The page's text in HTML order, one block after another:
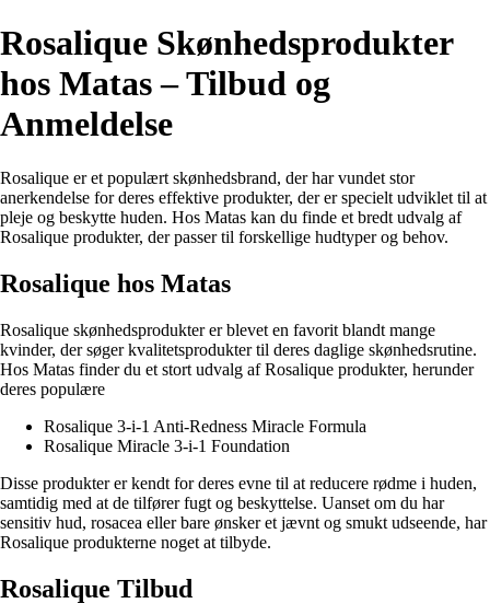
Rosalique Skønhedsprodukter
hos Matas – Tilbud og
Anmeldelse
Rosalique er et populært skønhedsbrand, der har vundet stor
anerkendelse for deres effektive produkter, der er specielt udviklet til at
pleje og beskytte huden. Hos Matas kan du finde et bredt udvalg af
Rosalique produkter, der passer til forskellige hudtyper og behov.
Rosalique hos Matas
Rosalique skønhedsprodukter er blevet en favorit blandt mange
kvinder, der søger kvalitetsprodukter til deres daglige skønhedsrutine.
Hos Matas finder du et stort udvalg af Rosalique produkter, herunder
deres populære
Rosalique 3-i-1 Anti-Redness Miracle Formula
Rosalique Miracle 3-i-1 Foundation
Disse produkter er kendt for deres evne til at reducere rødme i huden,
samtidig med at de tilfører fugt og beskyttelse. Uanset om du har
sensitiv hud, rosacea eller bare ønsker et jævnt og smukt udseende, har
Rosalique produkterne noget at tilbyde.
Rosalique Tilbud